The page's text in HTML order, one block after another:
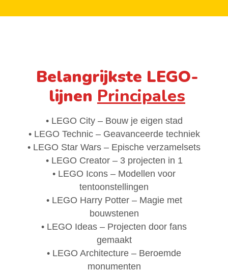
Belangrijkste LEGO-
lijnen Principales
• LEGO City – Bouw je eigen stad
• LEGO Technic – Geavanceerde techniek
• LEGO Star Wars – Epische verzamelsets
• LEGO Creator – 3 projecten in 1
• LEGO Icons – Modellen voor
tentoonstellingen
• LEGO Harry Potter – Magie met
bouwstenen
• LEGO Ideas – Projecten door fans
gemaakt
• LEGO Architecture – Beroemde
monumenten